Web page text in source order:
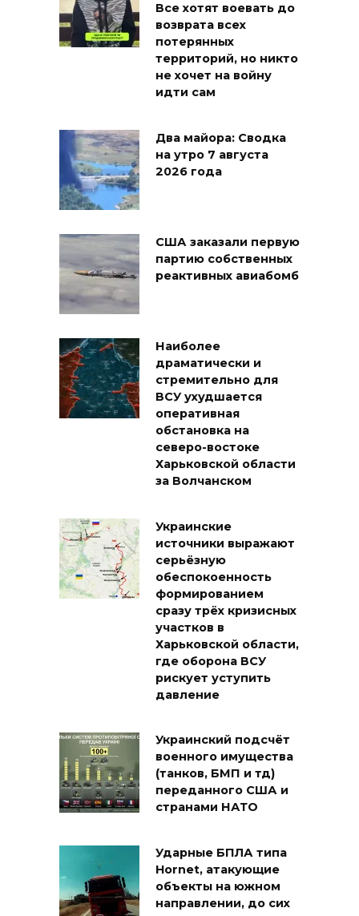
Все хотят воевать до
возврата всех
потерянных
территорий, но никто
не хочет на войну
идти сам
Два майора: Сводка
на утро 7 августа
2026 года
США заказали первую
партию собственных
реактивных авиабомб
Наиболее
драматически и
стремительно для
ВСУ ухудшается
оперативная
обстановка на
северо-востоке
Харьковской области
за Волчанском
Украинские
источники выражают
серьёзную
обеспокоенность
формированием
сразу трёх кризисных
участков в
Харьковской области,
где оборона ВСУ
рискует уступить
давление
Украинский подсчёт
военного имущества
(танков, БМП и тд)
переданного США и
странами НАТО
Ударные БПЛА типа
Hornet, атакующие
объекты на южном
направлении, до сих